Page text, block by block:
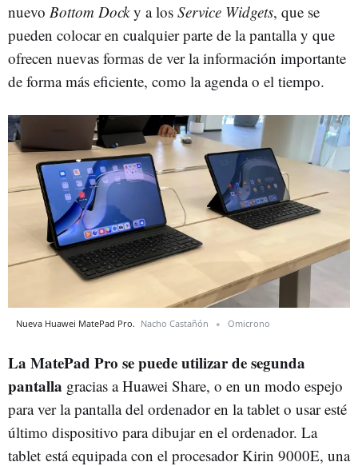
nuevo Bottom Docky a los Service Widgets, que se
pueden colocar en cualquier parte de la pantalla y que
ofrecen nuevas formas de ver la información importante
de forma más eficiente, como la agenda o el tiempo.
Nueva Huawei MatePad Pro. Nacho Castañón Omicrono
La MatePad Pro se puede utilizar de segunda
pantalla gracias a Huawei Share, o en un modo espejo
para ver la pantalla del ordenador en la tablet o usar esté
último dispositivo para dibujar en el ordenador. La
tablet está equipada con el procesador Kirin 9000E, una